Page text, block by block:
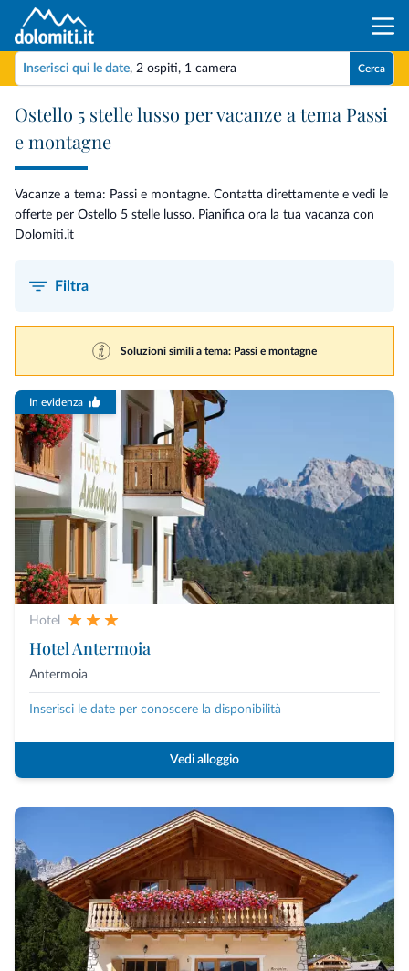
Inserisci qui le date, 2 ospiti, 1 camera Cerca
Ostello 5 stelle lusso per vacanze a tema Passi
e montagne
Vacanze a tema: Passi e montagne. Contatta direttamente e vedi le
offerte per Ostello 5 stelle lusso. Pianifica ora la tua vacanza con
Dolomiti.it
Filtra
Soluzioni simili a tema: Passi e montagne
In evidenza
Hotel
Hotel Antermoia
Antermoia
Inserisci le date per conoscere la disponibilità
Vedi alloggio